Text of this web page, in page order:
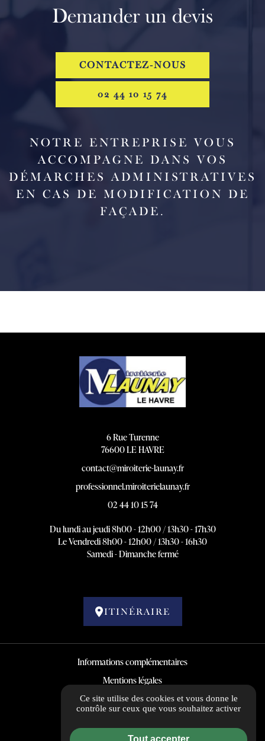
Demander un devis
CONTACTEZ-NOUS
02 44 10 15 74
NOTRE ENTREPRISE VOUS
ACCOMPAGNE DANS VOS
DÉMARCHES ADMINISTRATIVES
EN CAS DE MODIFICATION DE
FAÇADE.
6 Rue Turenne
76600 LE HAVRE
contact@miroiterie-launay.fr
professionnel.miroiterielaunay.fr
02 44 10 15 74
Du lundi au jeudi 8h00 - 12h00 / 13h30 - 17h30
Le Vendredi 8h00 - 12h00 / 13h30 - 16h30
Samedi - Dimanche fermé
ITINÉRAIRE
Informations complémentaires
Mentions légales
Politique de confidentialité
Guide Local
Gestion des cookies
Ce site utilise des cookies et vous donne le
contrôle sur ceux que vous souhaitez activer